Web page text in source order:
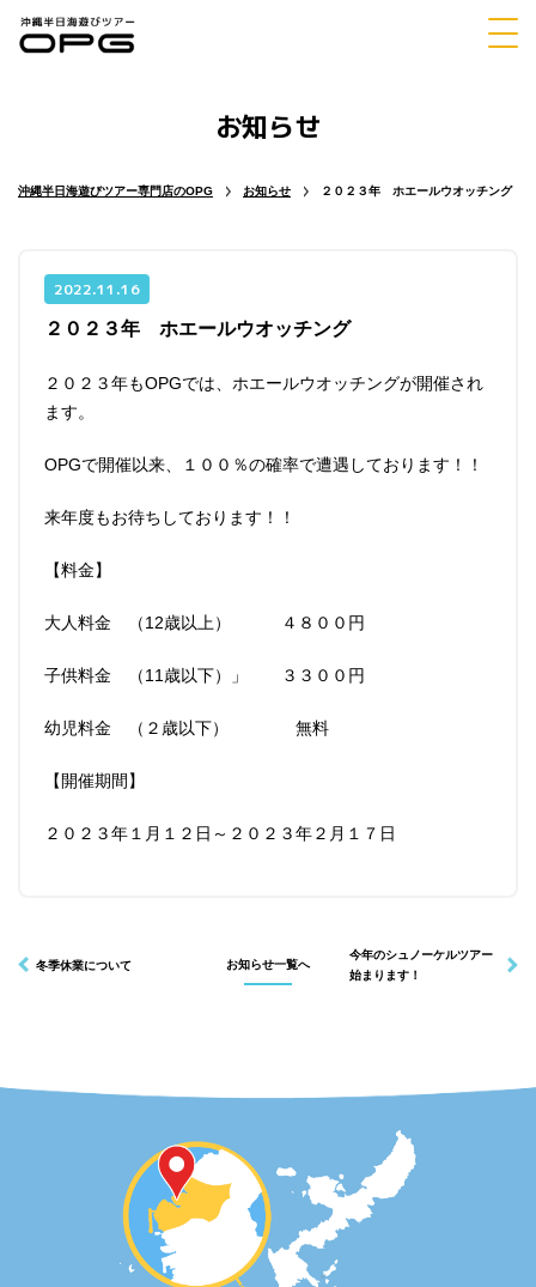
シュノーケリング 体験
マリンスポーツ パラセーリング
インフォメーション
お知らせ
沖縄半日海遊びツアー専門店のOPG お知らせ ２０２３年 ホエールウオッチング
2022.11.16
２０２３年 ホエールウオッチング
２０２３年もOPGでは、ホエールウオッチングが開催され
ます。
OPGで開催以来、１００％の確率で遭遇しております！！
来年度もお待ちしております！！
【料金】
大人料金 （12歳以上） ４８００円
子供料金 （11歳以下）」 ３３００円
幼児料金 （２歳以下） 無料
【開催期間】
２０２３年１月１２日～２０２３年２月１７日
今年のシュノーケルツアー
始まります！
お知らせ一覧へ
冬季休業について